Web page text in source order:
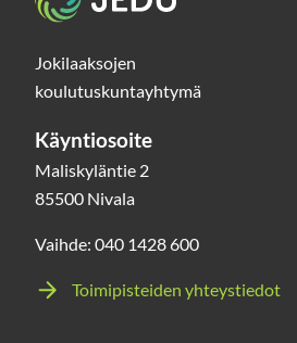
Jokilaaksojen
koulutuskuntayhtymä
Käyntiosoite
Maliskyläntie 2
85500 Nivala
Vaihde: 040 1428 600
Toimipisteiden yhteystiedot